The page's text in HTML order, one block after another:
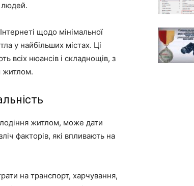
людей.
щодо мінімальної
у найбільших містах. Ці
всіх нюансів і складнощів, з
житлом.
житлом, може дати
факторів, які впливають на
на транспорт, харчування,